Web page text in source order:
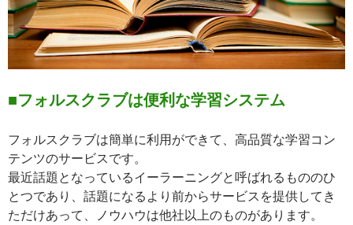
■フォルスクラブは便利な学習システム
フォルスクラブは簡単に利用ができて、高品質な学習コン
テンツのサービスです。
最近話題となっているイーラーニングと呼ばれるもののひ
とつであり、話題になるより前からサービスを提供してき
ただけあって、ノウハウは他社以上のものがあります。